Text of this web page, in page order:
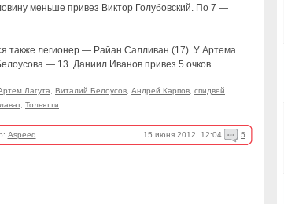
меньше привез Виктор Голубовский. По 7 —
также легионер — Райан Салливан (17). У Артема
— 13. Даниил Иванов привез 5 очков…
Лагута Виталий Белоусов Андрей Карпов спидвей
, Тольятти
Aspeed 15 июня 2012, 12:04 5